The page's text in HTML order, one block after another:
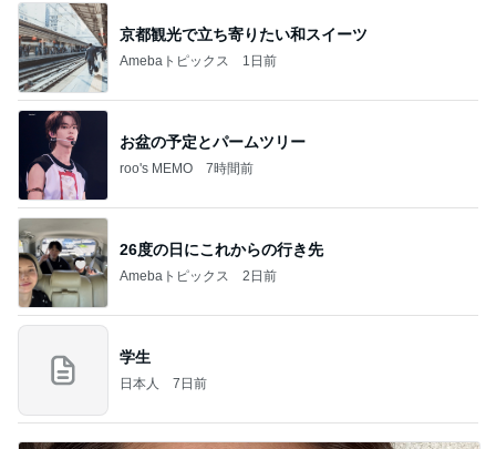
京都観光で立ち寄りたい和スイーツ
Amebaトピックス 1日前
お盆の予定とパームツリー
roo's MEMO 7時間前
26度の日にこれからの行き先
Amebaトピックス 2日前
学生
日本人 7日前